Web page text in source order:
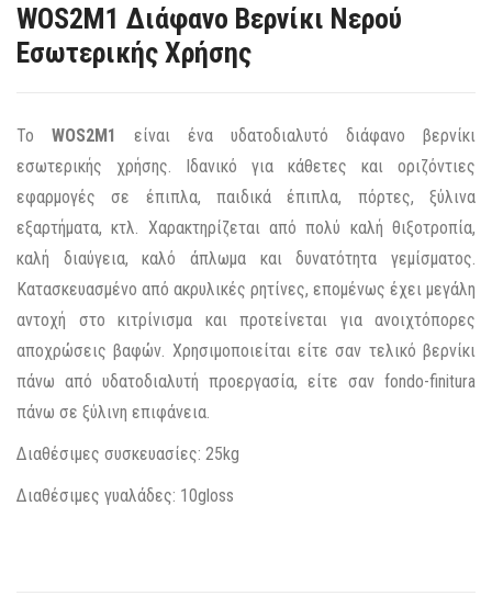
WOS2M1 Διάφανο Βερνίκι Νερού
Εσωτερικής Χρήσης
Το WOS2M1
είναι ένα υδατοδιαλυτό διάφανο βερνίκι
εσωτερικής χρήσης. Ιδανικό για κάθετες και οριζόντιες
εφαρμογές σε έπιπλα, παιδικά έπιπλα, πόρτες, ξύλινα
εξαρτήματα, κτλ. Χαρακτηρίζεται από πολύ καλή θιξοτροπία,
καλή διαύγεια, καλό άπλωμα και δυνατότητα γεμίσματος.
Κατασκευασμένο από ακρυλικές ρητίνες, επομένως έχει μεγάλη
αντοχή στο κιτρίνισμα και προτείνεται για ανοιχτόπορες
αποχρώσεις βαφών. Χρησιμοποιείται είτε σαν τελικό βερνίκι
πάνω από υδατοδιαλυτή προεργασία, είτε σαν fondo-finitura
πάνω σε ξύλινη επιφάνεια.
Διαθέσιμες συσκευασίες: 25kg
Διαθέσιμες γυαλάδες: 10gloss